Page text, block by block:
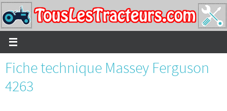
Passer
vers
le
contenu
Fiche technique Massey Ferguson
4263